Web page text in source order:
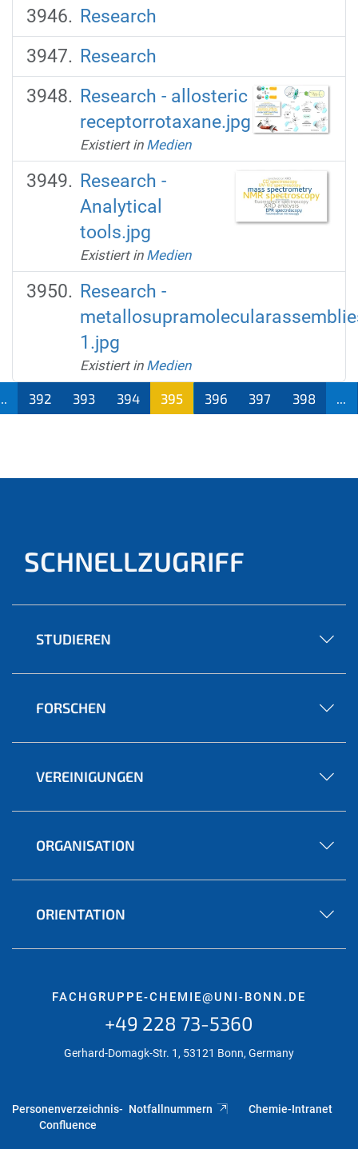
Research
Research
Research - allosteric
receptorrotaxane.jpg
Existiert in Medien
Research -
Analytical
tools.jpg
Existiert in Medien
Research -
1.jpg
Existiert in Medien
392 393 394
395
396 397 398
SCHNELLZUGRIFF
STUDIEREN
FORSCHEN
VEREINIGUNGEN
ORGANISATION
ORIENTATION
FACHGRUPPE-CHEMIE@UNI-BONN.DE
+49 228 73-5360
Gerhard-Domagk-Str. 1, 53121 Bonn, Germany
Personenverzeichnis-
Confluence
Notfallnummern Chemie-Intranet